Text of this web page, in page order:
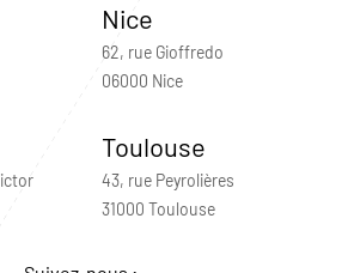
Nice
62, rue Gioffredo
06000 Nice
Toulouse
43, rue Peyrolières
31000 Toulouse